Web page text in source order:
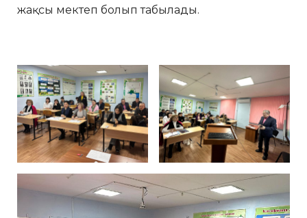
жақсы мектеп болып табылады.